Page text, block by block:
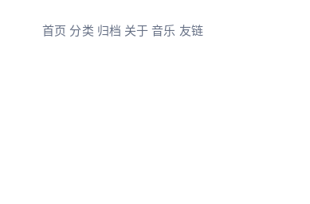
首页 分类 归档 关于 音乐 友链